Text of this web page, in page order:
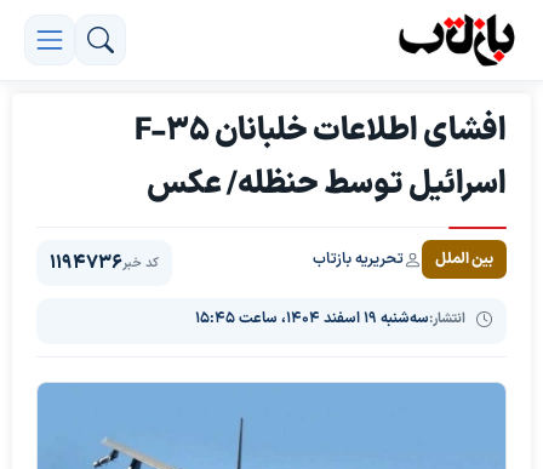
افشای اطلاعات خلبانان F-35
اسرائیل توسط حنظله/ عکس
بین الملل تحریریه بازتاب
انتشار:سه‌شنبه ۱۹ اسفند ۱۴۰۴، ساعت ۱۵:۴۵
کد خبر1194736